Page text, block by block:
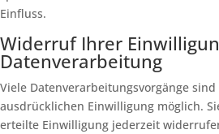
Einfluss.
Widerruf Ihrer
Datenverarbeitung
Viele Datenverarbeitungsvorgänge
ausdrücklichen Einwilligung möglich.
erteilte Einwilligung jederzeit